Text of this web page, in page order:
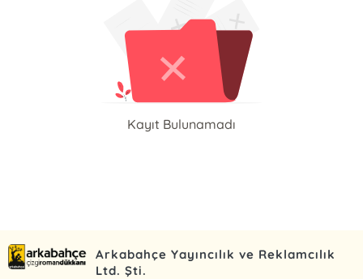
Kayıt Bulunamadı
Arkabahçe Yayıncılık ve Reklamcılık
Ltd. Şti.